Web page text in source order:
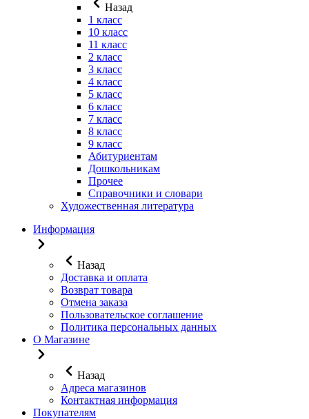
Назад
1 класс
10 класс
11 класс
2 класс
3 класс
4 класс
5 класс
6 класс
7 класс
8 класс
9 класс
Абитуриентам
Дошкольникам
Прочее
Справочники и словари
Художественная литература
Информация
Назад
Доставка и оплата
Возврат товара
Отмена заказа
Пользовательское соглашение
Политика персональных данных
О Магазине
Назад
Адреса магазинов
Контактная информация
Покупателям